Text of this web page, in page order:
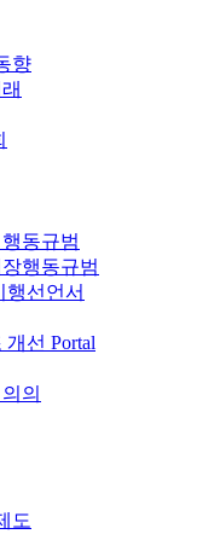
향
동규범
행동규범
행선언서
선 Portal
의
도